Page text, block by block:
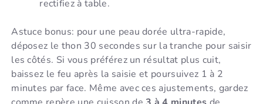
rectifiez à table.
Astuce bonus: pour une peau dorée ultra-rapide,
déposez le thon 30 secondes sur la tranche pour saisir
les côtés. Si vous préférez un résultat plus cuit,
baissez le feu après la saisie et poursuivez 1 à 2
minutes par face. Même avec ces ajustements, gardez